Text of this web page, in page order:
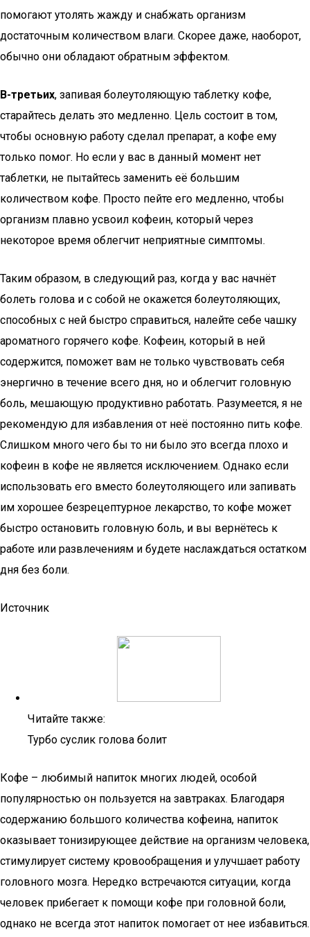
помогают утолять жажду и снабжать организм
достаточным количеством влаги. Скорее даже, наоборот,
обычно они обладают обратным эффектом.
В-третьих, запивая болеутоляющую таблетку кофе,
старайтесь делать это медленно. Цель состоит в том,
чтобы основную работу сделал препарат, а кофе ему
только помог. Но если у вас в данный момент нет
таблетки, не пытайтесь заменить её большим
количеством кофе. Просто пейте его медленно, чтобы
организм плавно усвоил кофеин, который через
некоторое время облегчит неприятные симптомы.
Таким образом, в следующий раз, когда у вас начнёт
болеть голова и с собой не окажется болеутоляющих,
способных с ней быстро справиться, налейте себе чашку
ароматного горячего кофе. Кофеин, который в ней
содержится, поможет вам не только чувствовать себя
энергично в течение всего дня, но и облегчит головную
боль, мешающую продуктивно работать. Разумеется, я не
рекомендую для избавления от неё постоянно пить кофе.
Слишком много чего бы то ни было это всегда плохо и
кофеин в кофе не является исключением. Однако если
использовать его вместо болеутоляющего или запивать
им хорошее безрецептурное лекарство, то кофе может
быстро остановить головную боль, и вы вернётесь к
работе или развлечениям и будете наслаждаться остатком
дня без боли.
Источник
Читайте также:
Турбо суслик голова болит
Кофе – любимый напиток многих людей, особой
популярностью он пользуется на завтраках. Благодаря
содержанию большого количества кофеина, напиток
оказывает тонизирующее действие на организм человека,
стимулирует систему кровообращения и улучшает работу
головного мозга. Нередко встречаются ситуации, когда
человек прибегает к помощи кофе при головной боли,
однако не всегда этот напиток помогает от нее избавиться.